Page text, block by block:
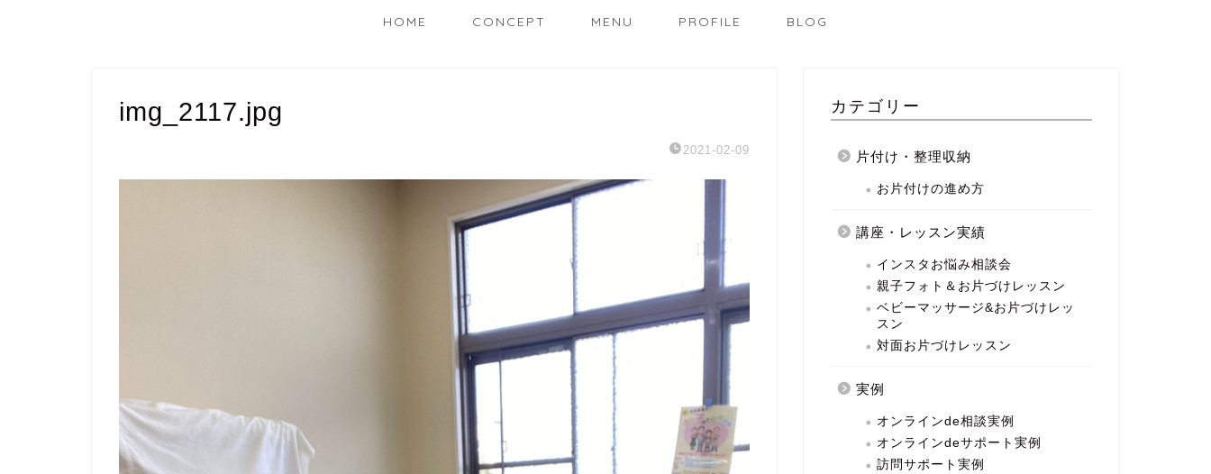
HOME CONCEPT MENU PROFILE BLOG
img_2117.jpg
2021-02-09
カテゴリー
片付け・整理収納
お片付けの進め方
講座・レッスン実績
インスタお悩み相談会
親子フォト＆お片づけレッスン
ベビーマッサージ&お片づけレッ
スン
対面お片づけレッスン
実例
オンラインde相談実例
オンラインdeサポート実例
訪問サポート実例